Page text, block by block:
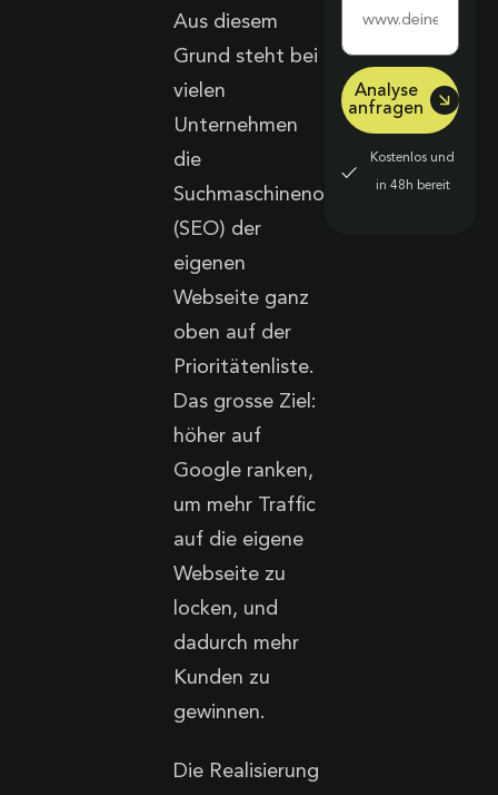
Aus diesem
Grund steht bei
vielen
Unternehmen
die
Suchmaschinenoptimierung
(SEO) der
eigenen
Webseite ganz
oben auf der
Prioritätenliste.
Das grosse Ziel:
höher auf
Google ranken,
um mehr Traffic
auf die eigene
Webseite zu
locken, und
dadurch mehr
Kunden zu
gewinnen.
Die Realisierung
Analyse
anfragen
Kostenlos und
in 48h bereit